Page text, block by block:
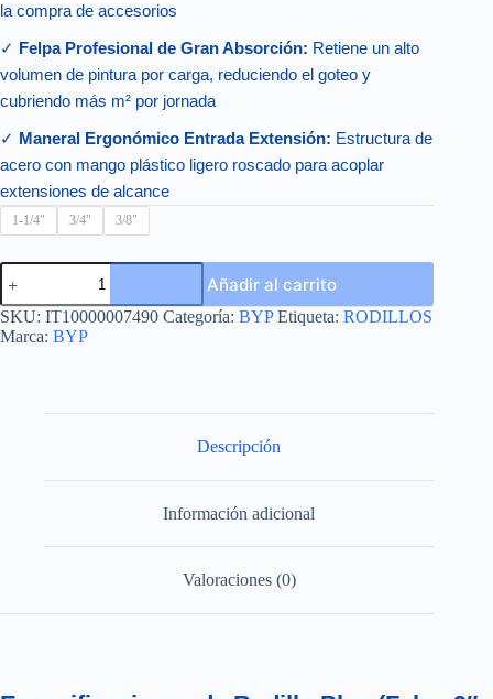
la compra de accesorios
✓ Felpa Profesional de Gran Absorción: Retiene un alto
volumen de pintura por carga, reduciendo el goteo y
cubriendo más m² por jornada
✓ Maneral Ergonómico Entrada Extensión: Estructura de
acero con mango plástico ligero roscado para acoplar
extensiones de alcance
1-1/4" 3/4" 3/8"
RODILLO
PLUS
(FELPA
PROF.
9"
cantidad
Añadir al carrito
SKU: IT10000007490 Categoría: BYP Etiqueta: RODILLOS
Marca: BYP
Descripción
Información adicional
Valoraciones (0)